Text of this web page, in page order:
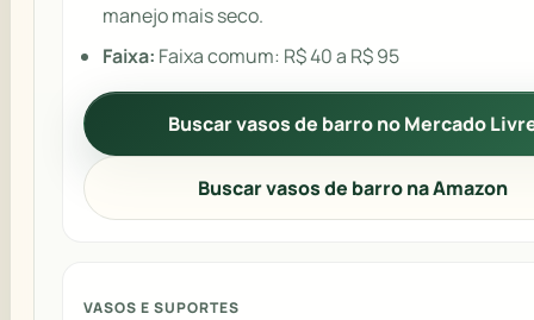
manejo mais seco.
Faixa: Faixa comum: R$ 40 a R$ 95
Buscar vasos de barro no Mercado
Buscar vasos de barro na Amazon
VASOS E SUPORTES